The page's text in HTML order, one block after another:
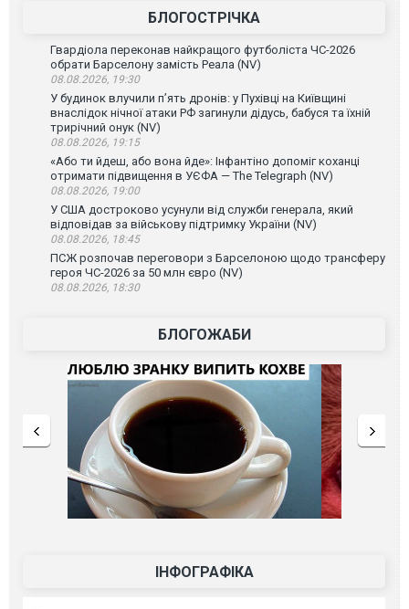
БЛОГОСТРІЧКА
Гвардіола переконав найкращого футболіста ЧС-2026
обрати Барселону замість Реала (NV)
08.08.2026, 19:30
У будинок влучили п’ять дронів: у Пухівці на Київщині
внаслідок нічної атаки РФ загинули дідусь, бабуся та їхній
трирічний онук (NV)
08.08.2026, 19:15
«Або ти йдеш, або вона йде»: Інфантіно допоміг коханці
отримати підвищення в УЄФА — The Telegraph (NV)
08.08.2026, 19:00
У США достроково усунули від служби генерала, який
відповідав за військову підтримку України (NV)
08.08.2026, 18:45
ПСЖ розпочав переговори з Барселоною щодо трансферу
героя ЧС-2026 за 50 млн євро (NV)
08.08.2026, 18:30
БЛОГОЖАБИ
ІНФОГРАФІКА